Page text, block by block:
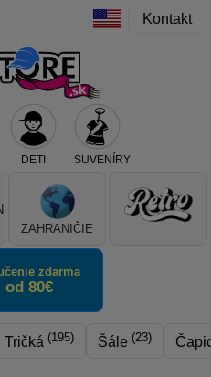
Kontakt
DETI SUVENÍRY
alebo typ výrobku
ZAHRANIČIE
zdarma
od 80€
Tričká (195) Šále (23)